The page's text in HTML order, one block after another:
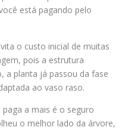
está pagando pelo
o custo inicial de muitas
pois a estrutura
a planta já passou da fase
ao vaso raso.
paga a mais é o seguro
o melhor lado da árvore,